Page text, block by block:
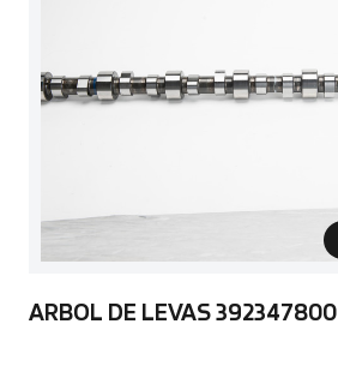
ARBOL DE LEVAS 392347800